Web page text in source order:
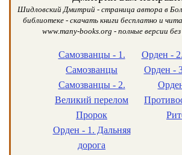
Шидловский Дмитрий - страница автора в
библиотеке - скачать книги бесплатно и
www.many-books.org - полные версии
Самозванцы - 1.
Самозванцы
Самозванцы - 2.
Великий перелом
Пророк
Орден - 1. Дальняя
дорога
Орден -
Орден -